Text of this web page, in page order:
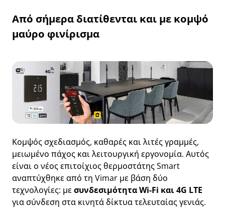
Από σήμερα διατίθενται και με κομψό
μαύρο φινίρισμα
Κομψός σχεδιασμός, καθαρές και λιτές γραμμές,
μειωμένο πάχος και λειτουργική εργονομία. Αυτός
είναι ο νέος επιτοίχιος θερμοστάτης Smart
αναπτύχθηκε από τη Vimar με βάση δύο
τεχνολογίες: μεσυνδεσιμότητα Wi-Fi και 4G LTE
για σύνδεση στα κινητά δίκτυα τελευταίας γενιάς.